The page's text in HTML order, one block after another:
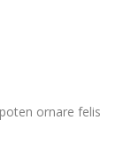
ornare felis